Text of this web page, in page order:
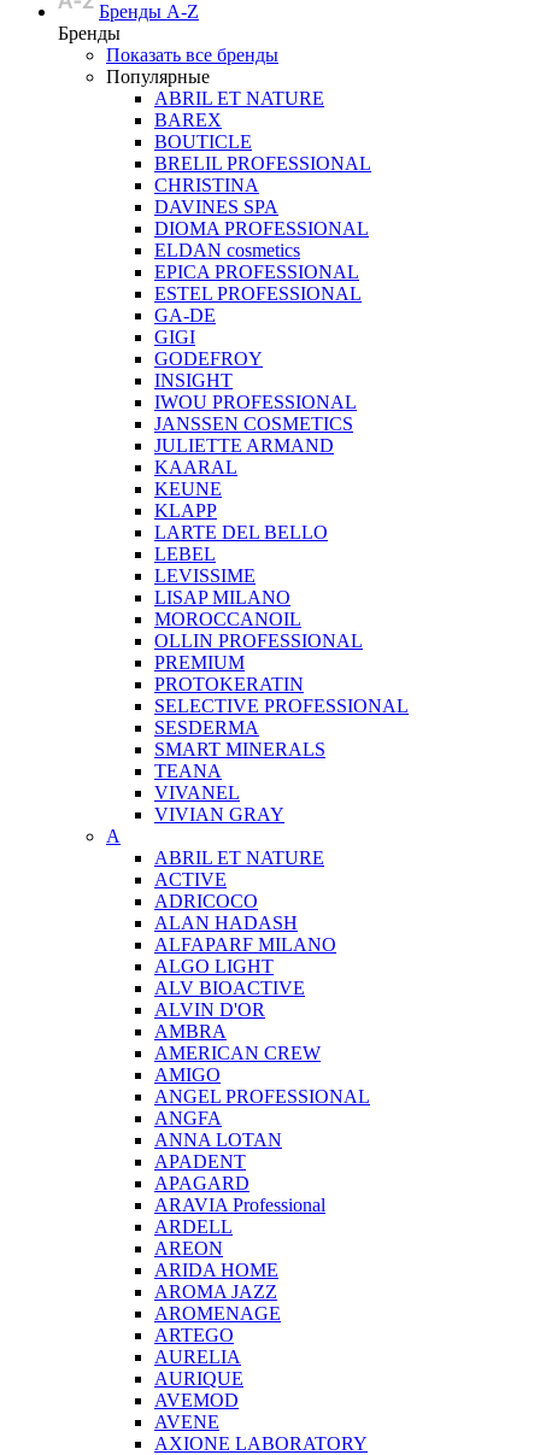
Бренды A-Z
Бренды
Показать все бренды
Популярные
ABRIL ET NATURE
BAREX
BOUTICLE
BRELIL PROFESSIONAL
CHRISTINA
DAVINES SPA
DIOMA PROFESSIONAL
ELDAN cosmetics
EPICA PROFESSIONAL
ESTEL PROFESSIONAL
GA-DE
GIGI
GODEFROY
INSIGHT
IWOU PROFESSIONAL
JANSSEN COSMETICS
JULIETTE ARMAND
KAARAL
KEUNE
KLAPP
LARTE DEL BELLO
LEBEL
LEVISSIME
LISAP MILANO
MOROCCANOIL
OLLIN PROFESSIONAL
PREMIUM
PROTOKERATIN
SELECTIVE PROFESSIONAL
SESDERMA
SMART MINERALS
TEANA
VIVANEL
VIVIAN GRAY
A
ABRIL ET NATURE
ACTIVE
ADRICOCO
ALAN HADASH
ALFAPARF MILANO
ALGO LIGHT
ALV BIOACTIVE
ALVIN D'OR
AMBRA
AMERICAN CREW
AMIGO
ANGEL PROFESSIONAL
ANGFA
ANNA LOTAN
APADENT
APAGARD
ARAVIA Professional
ARDELL
AREON
ARIDA HOME
AROMA JAZZ
AROMENAGE
ARTEGO
AURELIA
AURIQUE
AVEMOD
AVENE
AXIONE LABORATORY